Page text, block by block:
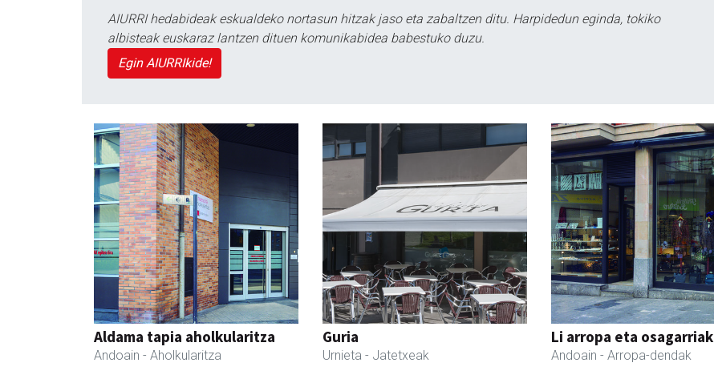
AIURRI hedabideak eskualdeko nortasun hitzak jaso eta zabaltzen ditu. Harpidedun eginda, tokiko
albisteak euskaraz lantzen dituen komunikabidea babestuko duzu.
Egin AIURRIkide!
Aldama tapia aholkularitza
Andoain - Aholkularitza
Guria
Urnieta - Jatetxeak
Li arropa eta osagarriak
Andoain - Arropa-dendak